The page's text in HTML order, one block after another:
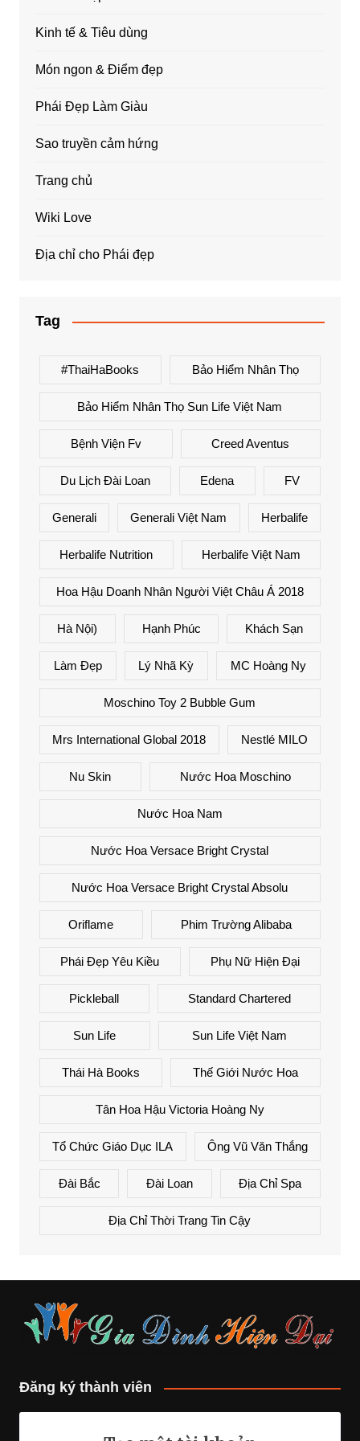
Kinh tế & Tiêu dùng
Món ngon & Điểm đẹp
Phái Đẹp Làm Giàu
Sao truyền cảm hứng
Trang chủ
Wiki Love
Địa chỉ cho Phái đẹp
Tag
#ThaiHaBooks Bảo Hiểm Nhân Thọ
Bảo Hiểm Nhân Thọ Sun Life Việt Nam
Bệnh Viện Fv Creed Aventus
Du Lịch Đài Loan Edena FV
Generali Generali Việt Nam Herbalife
Herbalife Nutrition Herbalife Việt Nam
Hoa Hậu Doanh Nhân Người Việt Châu Á 2018
Hà Nội) Hạnh Phúc Khách Sạn
Làm Đẹp Lý Nhã Kỳ MC Hoàng Ny
Moschino Toy 2 Bubble Gum
Mrs International Global 2018 Nestlé MILO
Nu Skin Nước Hoa Moschino
Nước Hoa Nam
Nước Hoa Versace Bright Crystal
Nước Hoa Versace Bright Crystal Absolu
Oriflame Phim Trường Alibaba
Phái Đẹp Yêu Kiều Phụ Nữ Hiện Đại
Pickleball Standard Chartered
Sun Life Sun Life Việt Nam
Thái Hà Books Thế Giới Nước Hoa
Tân Hoa Hậu Victoria Hoàng Ny
Tổ Chức Giáo Dục ILA Ông Vũ Văn Thắng
Đài Bắc Đài Loan Địa Chỉ Spa
Địa Chỉ Thời Trang Tin Cậy
Đăng ký thành viên